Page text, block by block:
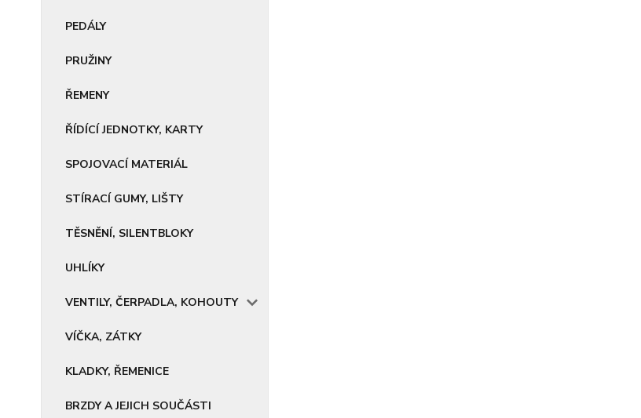
PEDÁLY
PRUŽINY
ŘEMENY
ŘÍDÍCÍ JEDNOTKY, KARTY
SPOJOVACÍ MATERIÁL
STÍRACÍ GUMY, LIŠTY
TĚSNĚNÍ, SILENTBLOKY
UHLÍKY
VENTILY, ČERPADLA, KOHOUTY
VÍČKA, ZÁTKY
KLADKY, ŘEMENICE
BRZDY A JEJICH SOUČÁSTI